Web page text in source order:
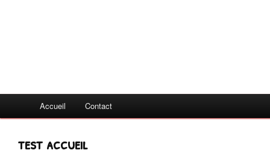
Accueil Contact
test accueil